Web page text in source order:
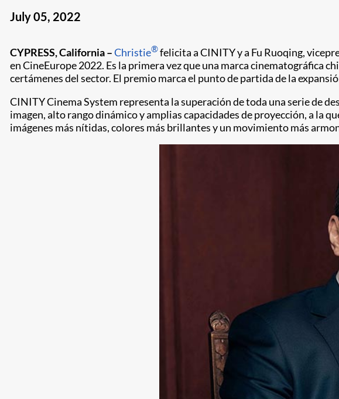
July 05, 2022
CYPRESS, California –Christie®felicita a CINITY y a Fu Ruoqing,
en CineEurope 2022. Es la primera vez que una marca cinematográfica
certámenes del sector. El premio marca el punto de partida de la
CINITY Cinema System representa la superación de toda una serie de
imagen, alto rango dinámico y amplias capacidades de proyección, a la
imágenes más nítidas, colores más brillantes y un movimiento más